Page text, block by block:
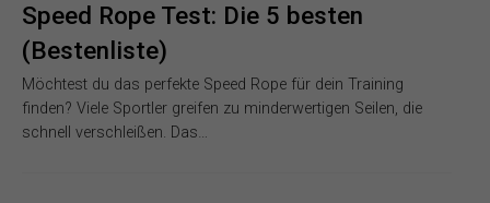
Speed Rope Test: Die 5 besten
(Bestenliste)
Möchtest du das perfekte Speed Rope für dein Training
finden? Viele Sportler greifen zu minderwertigen Seilen, die
schnell verschleißen. Das…